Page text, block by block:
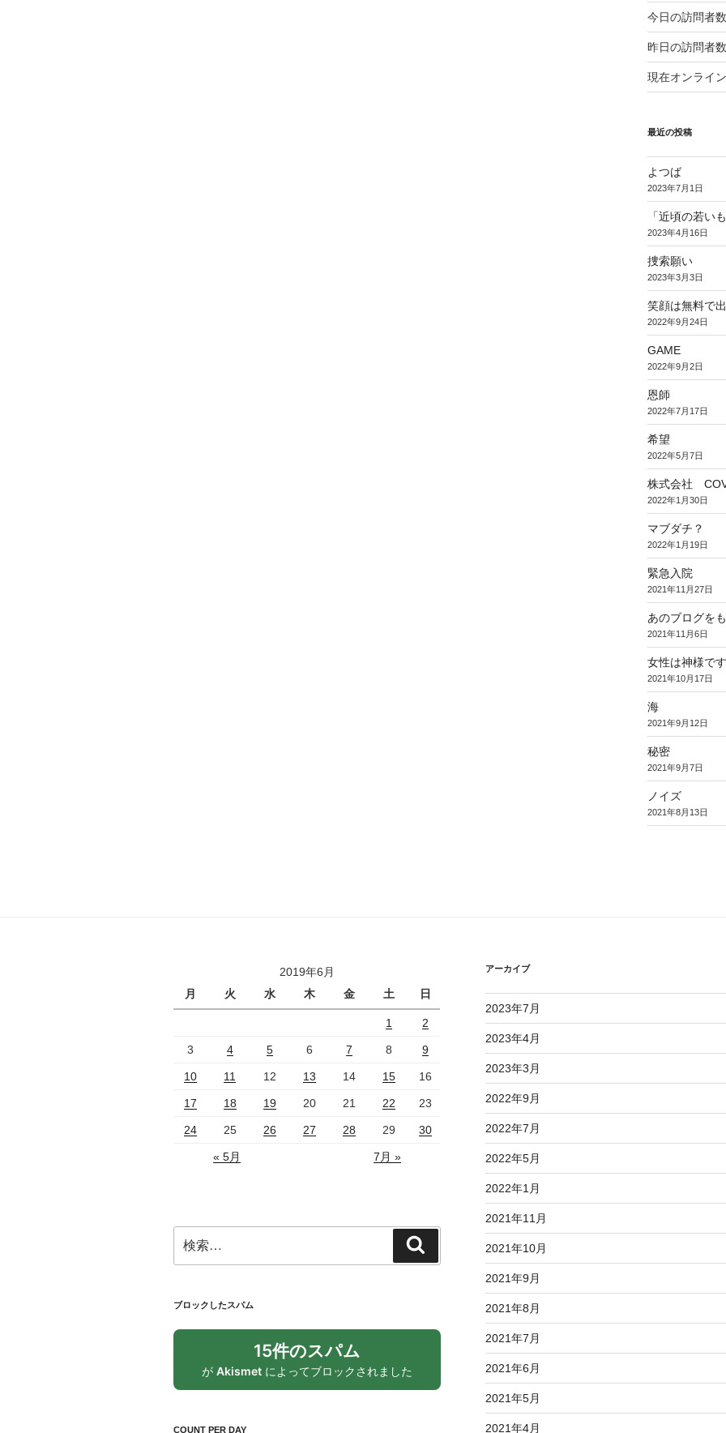
今日の訪問者
昨日の訪問者
現在オンライ
最近の投稿
よつば
2023年7月1日
「近頃の若い
2023年4月16日
捜索願い
2023年3月3日
笑顔は無料で
2022年9月24日
GAME
2022年9月2日
恩師
2022年7月17日
希望
2022年5月7日
株式会社
2022年1月30日
マブダチ？
2022年1月19日
緊急入院
2021年11月27日
あのブログを
2021年11月6日
女性は神様です
2021年10月17日
海
2021年9月12日
秘密
2021年9月7日
ノイズ
2021年8月13日
2019年6月
月
火 水 木 金 土 日
1 2
3 4 5 6 7 8 9
10 11 12 13 14 15 16
17 18 19 20 21 22 23
24 25 26 27 28 29 30
« 5月 7月 »
索:
索
ブロックしたスパム
15件のスパム
が Akismetによってブロックされました
COUNT PER DAY
アーカイブ
2023年7月
2023年4月
2023年3月
2022年9月
2022年7月
2022年5月
2022年1月
2021年11月
2021年10月
2021年9月
2021年8月
2021年7月
2021年6月
2021年5月
2021年4月